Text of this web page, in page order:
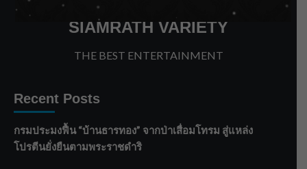
SIAMRATH VARIETY
THE BEST ENTERTAINMENT
Recent Posts
กรมประมงฟื้น “บ้านธารทอง” จากป่าเสื่อมโทรม สู่แหล่ง
โปรตีนยั่งยืนตามพระราชดำริ